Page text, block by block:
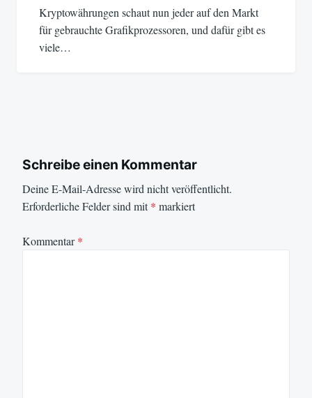
Kryptowährungen schaut nun jeder auf den Markt
für gebrauchte Grafikprozessoren, und dafür gibt es
viele…
Schreibe einen Kommentar
Deine E-Mail-Adresse wird nicht veröffentlicht.
Erforderliche Felder sind mit* markiert
Kommentar*